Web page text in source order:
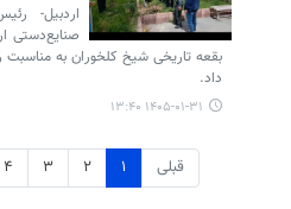
اردبیل-
بقعه تاریخی شیخ کلخوران به مناسبت
داد.
۱۴۰۵-۰۱-۳۱ ۱۳:۴۰
قبلی ۱ ۲ ۳ ۴